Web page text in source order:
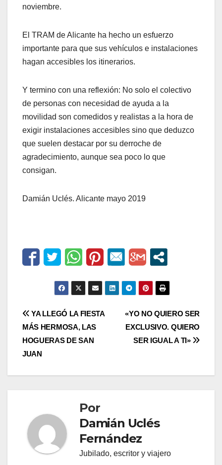
noviembre.
El TRAM de Alicante ha hecho un esfuerzo
importante para que sus vehículos e instalaciones
hagan accesibles los itinerarios.
Y termino con una reflexión: No solo el colectivo
de personas con necesidad de ayuda a la
movilidad son comedidos y realistas a la hora de
exigir instalaciones accesibles sino que deduzco
que suelen destacar por su derroche de
agradecimiento, aunque sea poco lo que
consigan.
Damián Uclés. Alicante mayo 2019
Navegación
de
entradas
«YO NO QUIERO SER
EXCLUSIVO. QUIERO
SER IGUAL A TI»
YA LLEGÓ LA FIESTA
MÁS HERMOSA, LAS
HOGUERAS DE SAN
JUAN
Por
Damián Uclés
Fernández
Jubilado, escritor y viajero